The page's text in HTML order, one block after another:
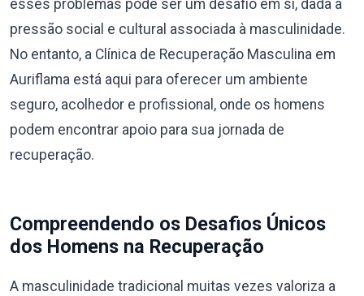
esses problemas pode ser um desafio em si, dada a
pressão social e cultural associada à masculinidade.
No entanto, a Clínica de Recuperação Masculina em
Auriflama está aqui para oferecer um ambiente
seguro, acolhedor e profissional, onde os homens
podem encontrar apoio para sua jornada de
recuperação.
Compreendendo os Desafios Únicos
dos Homens na Recuperação
A masculinidade tradicional muitas vezes valoriza a